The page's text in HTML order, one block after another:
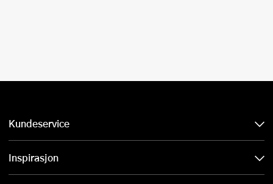
Kundeservice
Inspirasjon